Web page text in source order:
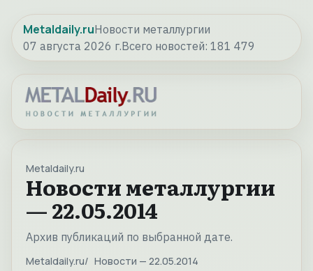
Metaldaily.ruНовости металлургии
07 августа 2026 г.Всего новостей: 181 479
Metaldaily.ru
Новости металлургии
— 22.05.2014
Архив публикаций по выбранной дате.
Metaldaily.ru Новости — 22.05.2014